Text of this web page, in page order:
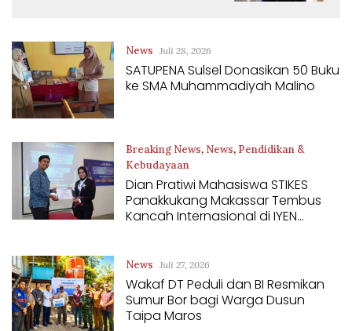
News Juli 28, 2026
SATUPENA Sulsel Donasikan 50 Buku
ke SMA Muhammadiyah Malino
Breaking News, News, Pendidikan &
Kebudayaan
Juli 28, 2026
Dian Pratiwi Mahasiswa STIKES
Panakkukang Makassar Tembus
Kancah Internasional di IYEN
News Juli 27, 2026
Wakaf DT Peduli dan BI Resmikan
Sumur Bor bagi Warga Dusun
Taipa Maros